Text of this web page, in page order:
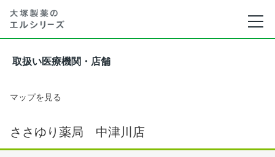
取扱い医療機関・店舗
マップを見る
ささゆり薬局 中津川店